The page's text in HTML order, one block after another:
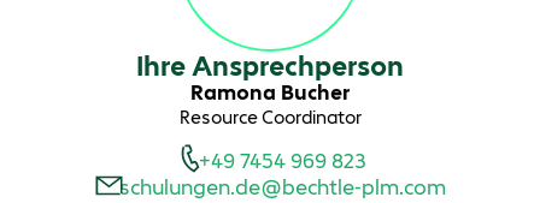
Ihre Ansprechperson
Ramona Bucher
Resource Coordinator
+49 7454 969 823
schulungen.de@bechtle-plm.com